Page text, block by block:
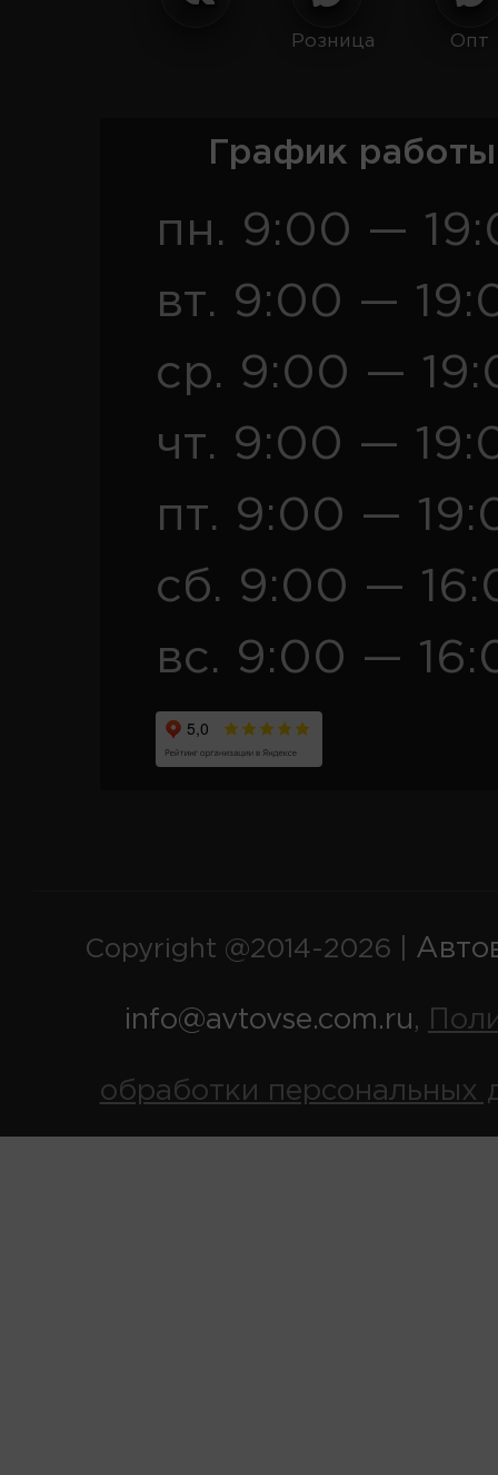
Розница Опт
График
пн. 9:00 —
вт. 9:00 —
ср. 9:00 —
чт. 9:00 —
пт. 9:00 —
сб. 9:00 —
вс. 9:00 —
Copyright @2014-2026 |
info@avtovse.com.ru,
обработки персональных